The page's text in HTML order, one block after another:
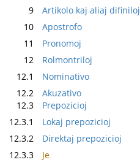
9
Artikolo kaj aliaj difiniloj
10
Apostrofo
11
Pronomoj
12
Rolmontriloj
12.1
Nominativo
12.2
Akuzativo
12.3
Prepozicioj
12.3.1
Lokaj prepozicioj
12.3.2
Direktaj prepozicioj
12.3.3
Je